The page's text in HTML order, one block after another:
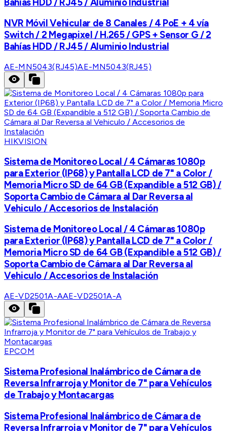
NVR Móvil Vehicular de 8 Canales / 4 PoE + 4 vía
Switch / 2 Megapixel / H.265 / GPS + Sensor G / 2
Bahías HDD / RJ45 / Aluminio Industrial
AE-MN5043(RJ45)AE-MN5043(RJ45)
HIKVISION
Sistema de Monitoreo Local / 4 Cámaras 1080p
para Exterior (IP68) y Pantalla LCD de 7" a Color /
Memoria Micro SD de 64 GB (Expandible a 512 GB) /
Soporta Cambio de Cámara al Dar Reversa al
Vehiculo / Accesorios de Instalación
Sistema de Monitoreo Local / 4 Cámaras 1080p
para Exterior (IP68) y Pantalla LCD de 7" a Color /
Memoria Micro SD de 64 GB (Expandible a 512 GB) /
Soporta Cambio de Cámara al Dar Reversa al
Vehiculo / Accesorios de Instalación
AE-VD2501A-AAE-VD2501A-A
EPCOM
Sistema Profesional Inalámbrico de Cámara de
Reversa Infrarroja y Monitor de 7" para Vehículos
de Trabajo y Montacargas
Sistema Profesional Inalámbrico de Cámara de
Reversa Infrarroja y Monitor de 7" para Vehículos